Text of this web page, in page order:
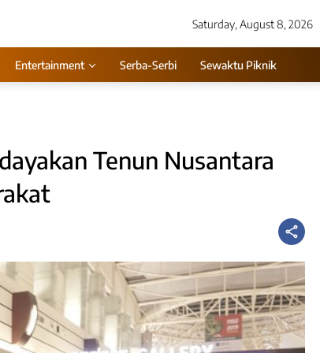
Saturday, August 8, 2026
Entertainment Serba-Serbi Sewaktu Piknik
Tenun Nusantara